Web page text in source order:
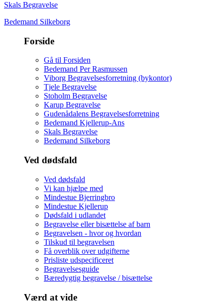
Skals Begravelse
Bedemand Silkeborg
Forside
Gå til Forsiden
Bedemand Per Rasmussen
Viborg Begravelsesforretning (bykontor)
Tjele Begravelse
Stoholm Begravelse
Karup Begravelse
Gudenådalens Begravelsesforretning
Bedemand Kjellerup-Ans
Skals Begravelse
Bedemand Silkeborg
Ved dødsfald
Ved dødsfald
Vi kan hjælpe med
Mindestue Bjerringbro
Mindestue Kjellerup
Dødsfald i udlandet
Begravelse eller bisættelse af barn
Begravelsen - hvor og hvordan
Tilskud til begravelsen
Få overblik over udgifterne
Prisliste udspecificeret
Begravelsesguide
Bæredygtig begravelse / bisættelse
Værd at vide